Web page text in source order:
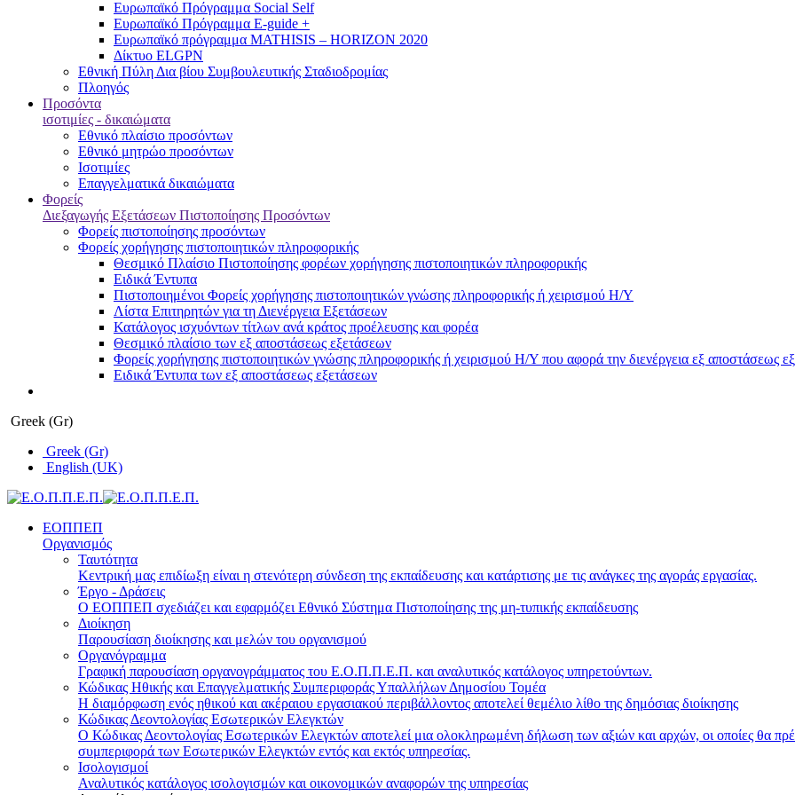
Ευρωπαϊκό Πρόγραμμα Social Self
Ευρωπαϊκό Πρόγραμμα E-guide +
Ευρωπαϊκό πρόγραμμα MATHISIS – HORIZON 2020
Δίκτυο ELGPN
Εθνική Πύλη Δια βίου Συμβουλευτικής Σταδιοδρομίας
Πλοηγός
Προσόντα
ισοτιμίες - δικαιώματα
Εθνικό πλαίσιο προσόντων
Εθνικό μητρώο προσόντων
Ισοτιμίες
Επαγγελματικά δικαιώματα
Φορείς
Διεξαγωγής Εξετάσεων Πιστοποίησης Προσόντων
Φορείς πιστοποίησης προσόντων
Φορείς χορήγησης πιστοποιητικών πληροφορικής
Θεσμικό Πλαίσιο Πιστοποίησης φορέων χορήγησης πιστοποιητικών πληροφορικής
Ειδικά Έντυπα
Πιστοποιημένοι Φορείς χορήγησης πιστοποιητικών γνώσης πληροφορικής ή χειρισμού Η/Υ
Λίστα Επιτηρητών για τη Διενέργεια Εξετάσεων
Κατάλογος ισχυόντων τίτλων ανά κράτος προέλευσης και φορέα
Θεσμικό πλαίσιο των εξ αποστάσεως εξετάσεων
Φορείς χορήγησης πιστοποιητικών γνώσης πληροφορικής ή χειρισμού Η/Υ που αφορά την διενέργεια εξ αποστάσεως
Ειδικά Έντυπα των εξ αποστάσεως εξετάσεων
Greek (Gr)
Greek (Gr)
English (UK)
ΕΟΠΠΕΠ
Οργανισμός
Ταυτότητα
Κεντρική μας επιδίωξη είναι η στενότερη σύνδεση της εκπαίδευσης και κατάρτισης με τις ανάγκες της αγοράς εργασίας.
Έργο - Δράσεις
Ο ΕΟΠΠΕΠ σχεδιάζει και εφαρμόζει Eθνικό Σύστημα Πιστοποίησης της μη-τυπικής εκπαίδευσης
Διοίκηση
Παρουσίαση διοίκησης και μελών του οργανισμού
Οργανόγραμμα
Γραφική παρουσίαση οργανογράμματος του Ε.Ο.Π.Π.Ε.Π. και αναλυτικός κατάλογος υπηρετούντων.
Κώδικας Ηθικής και Επαγγελματικής Συμπεριφοράς Υπαλλήλων Δημοσίου Τομέα
Η διαμόρφωση ενός ηθικού και ακέραιου εργασιακού περιβάλλοντος αποτελεί θεμέλιο λίθο της δημόσιας διοίκησης
Κώδικας Δεοντολογίας Εσωτερικών Ελεγκτών
Ο Κώδικας Δεοντολογίας Εσωτερικών Ελεγκτών αποτελεί μια ολοκληρωμένη δήλωση των αξιών και αρχών, οι οποίες θα
συμπεριφορά των Εσωτερικών Ελεγκτών εντός και εκτός υπηρεσίας.
Ισολογισμοί
Αναλυτικός κατάλογος ισολογισμών και οικονομικών αναφορών της υπηρεσίας